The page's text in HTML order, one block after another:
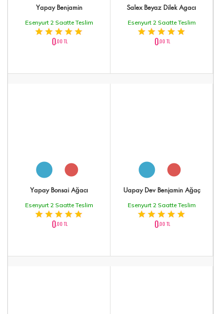
Yapay Benjamin
Esenyurt 2 Saatte Teslim
0,00 TL
Salex Beyaz Dilek Agacı
Esenyurt 2 Saatte Teslim
0,00 TL
Yapay Bonsai Ağacı
Esenyurt 2 Saatte Teslim
0,00 TL
Uapay Dev Benjamin Ağaç
Esenyurt 2 Saatte Teslim
0,00 TL